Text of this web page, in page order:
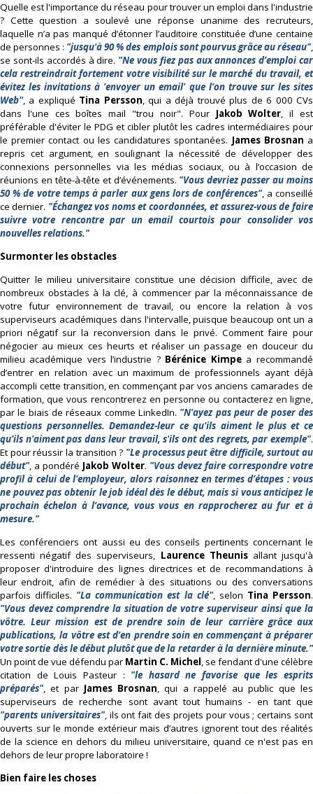
Quelle est l'importance du réseau pour trouver un emploi dans l'industrie
? Cette question a soulevé une réponse unanime des recruteurs,
laquelle n’a pas manqué d’étonner l’auditoire constituée d’une centaine
de personnes : "jusqu'à 90 % des emplois sont pourvus grâce au réseau",
se sont-ils accordés à dire. "Ne vous fiez pas aux annonces d’emploi car
cela restreindrait fortement votre visibilité sur le marché du travail, et
évitez les invitations à 'envoyer un email' que l’on trouve sur les sites
Web", a expliqué Tina Persson, qui a déjà trouvé plus de 6 000 CVs
dans l'une ces boîtes mail "trou noir". Pour Jakob Wolter, il est
préférable d'éviter le PDG et cibler plutôt les cadres intermédiaires pour
le premier contact ou les candidatures spontanées. James Brosnan a
repris cet argument, en soulignant la nécessité de développer des
connexions personnelles via les médias sociaux, ou à l’occasion de
réunions en tête-à-tête et d’événements. "Vous devriez passer au moins
50 % de votre temps à parler aux gens lors de conférences", a conseillé
ce dernier. "Échangez vos noms et coordonnées, et assurez-vous de faire
suivre votre rencontre par un email courtois pour consolider vos
nouvelles relations."
Surmonter les obstacles
Quitter le milieu universitaire constitue une décision difficile, avec de
nombreux obstacles à la clé, à commencer par la méconnaissance de
votre futur environnement de travail, ou encore la relation à vos
superviseurs académiques dans l'intervalle, puisque beaucoup ont un a
priori négatif sur la reconversion dans le privé. Comment faire pour
négocier au mieux ces heurts et réaliser un passage en douceur du
milieu académique vers l’industrie ? Bérénice Kimpe a recommandé
d’entrer en relation avec un maximum de professionnels ayant déjà
accompli cette transition, en commençant par vos anciens camarades de
formation, que vous rencontrerez en personne ou contacterez en ligne,
par le biais de réseaux comme LinkedIn. "N'ayez pas peur de poser des
questions personnelles. Demandez-leur ce qu'ils aiment le plus et ce
qu’ils n'aiment pas dans leur travail, s'ils ont des regrets, par exemple".
Et pour réussir la transition ? "Le processus peut être difficile, surtout au
début", a pondéré Jakob Wolter. "Vous devez faire correspondre votre
profil à celui de l'employeur, alors raisonnez en termes d’étapes : vous
ne pouvez pas obtenir le job idéal dès le début, mais si vous anticipez le
prochain échelon à l’avance, vous vous en rapprocherez au fur et à
mesure."
Les conférenciers ont aussi eu des conseils pertinents concernant le
ressenti négatif des superviseurs, Laurence Theunisallant jusqu'à
proposer d'introduire des lignes directrices et de recommandations à
leur endroit, afin de remédier à des situations ou des conversations
parfois difficiles. "La communication est la clé", selon Tina Persson.
"Vous devez comprendre la situation de votre superviseur ainsi que la
vôtre. Leur mission est de prendre soin de leur carrière grâce aux
publications, la vôtre est d'en prendre soin en commençant à préparer
votre sortie dès le début plutôt que de la retarder à la dernière minute."
Un point de vue défendu par Martin C. Michel, se fendant d'une célèbre
citation de Louis Pasteur : "le hasard ne favorise que les esprits
préparés", et par James Brosnan, qui a rappelé au public que les
superviseurs de recherche sont avant tout humains - en tant que
"parents universitaires", ils ont fait des projets pour vous ; certains sont
ouverts sur le monde extérieur mais d’autres ignorent tout des réalités
de la science en dehors du milieu universitaire, quand ce n'est pas en
dehors de leur propre laboratoire !
Bien faire les choses